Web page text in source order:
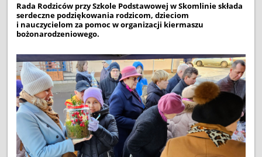
Rada Rodziców przy Szkole Podstawowej w Skomlinie składa
serdeczne podziękowania rodzicom, dzieciom
i nauczycielom za pomoc w organizacji kiermaszu
bożonarodzeniowego.